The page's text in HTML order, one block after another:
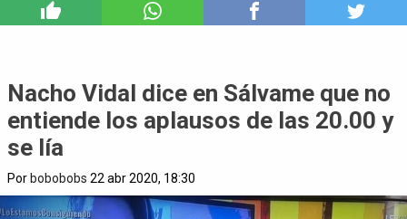
Nacho Vidal dice en Sálvame que no
entiende los aplausos de las 20.00 y
se lía
Por bobobobs 22 abr 2020, 18:30